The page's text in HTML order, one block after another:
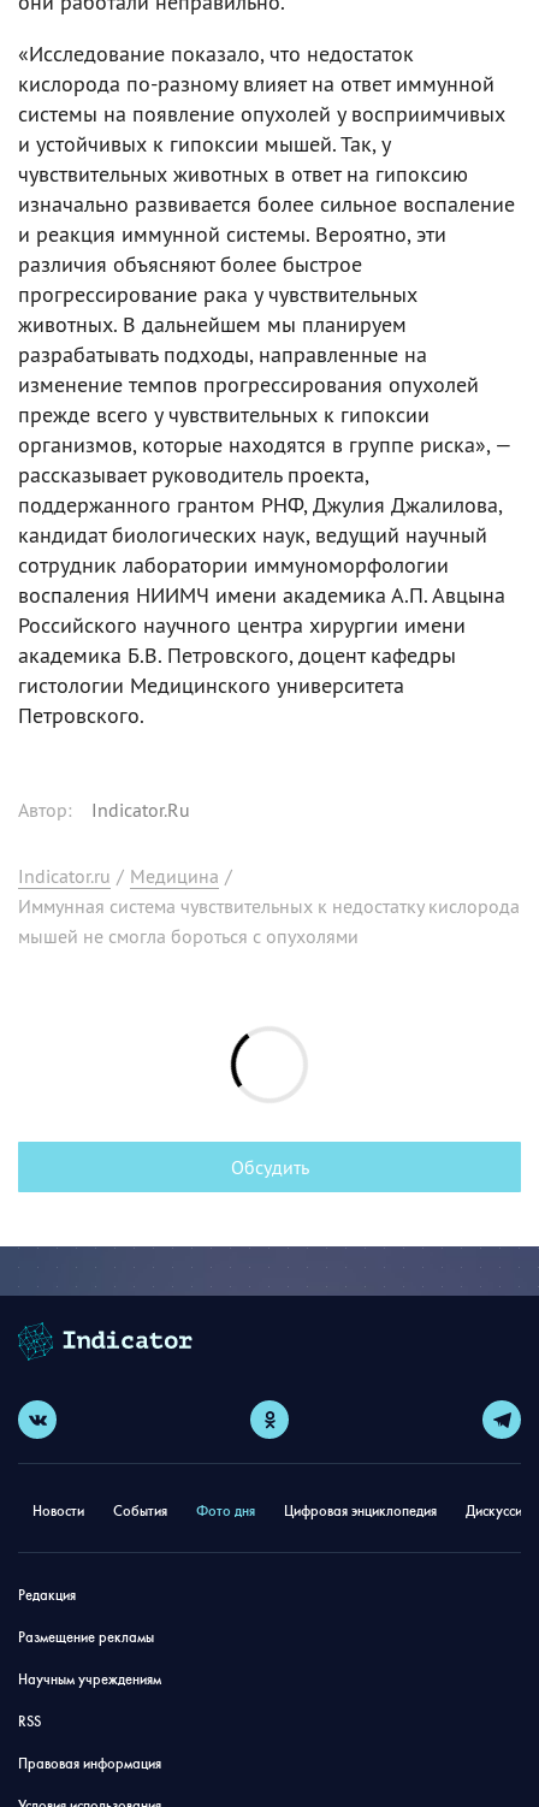
«Исследование показало, что недостаток
кислорода по-разному влияет на ответ иммунной
системы на появление опухолей у восприимчивых
и устойчивых к гипоксии мышей. Так, у
чувствительных животных в ответ на гипоксию
изначально развивается более сильное воспаление
и реакция иммунной системы. Вероятно, эти
различия объясняют более быстрое
прогрессирование рака у чувствительных
животных. В дальнейшем мы планируем
разрабатывать подходы, направленные на
изменение темпов прогрессирования опухолей
прежде всего у чувствительных к гипоксии
организмов, которые находятся в группе риска», —
рассказывает руководитель проекта,
поддержанного грантом РНФ, Джулия Джалилова,
кандидат биологических наук, ведущий научный
сотрудник лаборатории иммуноморфологии
воспаления НИИМЧ имени академика А.П. Авцына
Российского научного центра хирургии имени
академика Б.В. Петровского, доцент кафедры
гистологии Медицинского университета
Петровского.
Автор: Indicator.Ru
Indicator.ru / Медицина /
Иммунная система чувствительных к недостатку кислорода
мышей не смогла бороться с опухолями
Обсудить
Новости События Фото дня Цифровая энциклопедия
Редакция
Размещение рекламы
Научным учреждениям
RSS
Правовая информация